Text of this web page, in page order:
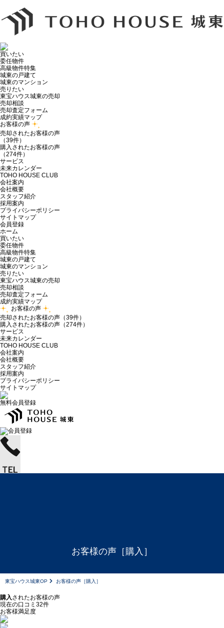
買いたい
委任物件
高級物件特集
城東の戸建て
城東のマンション
売りたい
東宝ハウス城東の売却
売却相談
売却査定フォーム
成約実績マップ
お客様の声
売却されたお客様の声
（39件）
購入されたお客様の声
（274件）
サービス
未来カレンダー
TOHO HOUSE CLUB
会社案内
会社概要
スタッフ紹介
採用案内
プライバシーポリシー
サイトマップ
会員登録
ホーム
買いたい
委任物件
高級物件特集
城東の戸建て
城東のマンション
売りたい
東宝ハウス城東の売却
売却相談
売却査定フォーム
成約実績マップ
お客様の声
売却されたお客様の声（39件）
購入されたお客様の声（274件）
サービス
未来カレンダー
TOHO HOUSE CLUB
会社案内
会社概要
スタッフ紹介
採用案内
プライバシーポリシー
サイトマップ
無料会員登録
お客様の声［購入］
東宝ハウス城東OP お客様の声［購入］
購入されたお客様の声
現在の口コミ 32件
お客様満足度